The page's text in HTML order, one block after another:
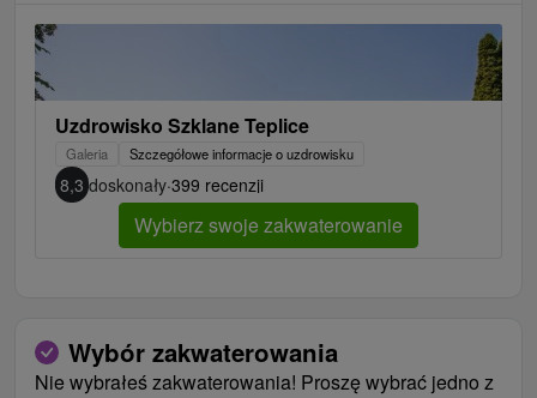
Uzdrowisko Szklane Teplice
Galeria Szczegółowe informacje o uzdrowisku
8,3 doskonały·399 recenzji
Wybierz swoje zakwaterowanie
Wybór zakwaterowania
Nie wybrałeś zakwaterowania! Proszę wybrać jedno z